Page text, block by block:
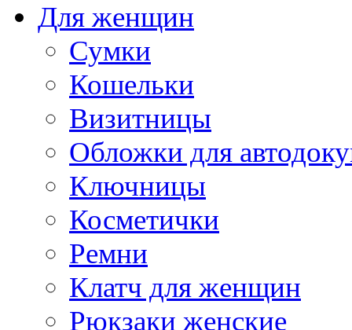
Для женщин
Сумки
Кошельки
Визитницы
Обложки для
Ключницы
Косметички
Ремни
Клатч для женщин
Рюкзаки женские